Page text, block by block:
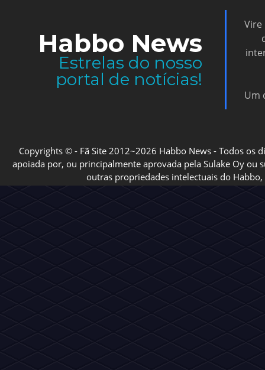
Habbo News
Estrelas do nosso
portal de notícias!
Vire
Um
Copyrights © - Fã Site 2012~2026 Habbo News - Todos os
apoiada por, ou principalmente aprovada pela Sulake Oy ou
outras propriedades intelectuais do